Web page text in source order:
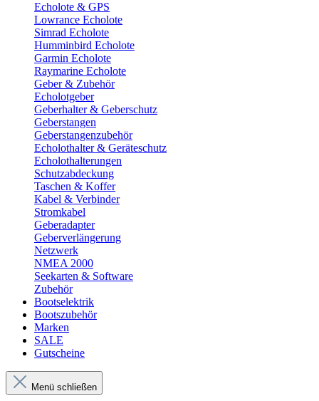
Echolote & GPS
Lowrance Echolote
Simrad Echolote
Humminbird Echolote
Garmin Echolote
Raymarine Echolote
Geber & Zubehör
Echolotgeber
Geberhalter & Geberschutz
Geberstangen
Geberstangenzubehör
Echolothalter & Geräteschutz
Echolothalterungen
Schutzabdeckung
Taschen & Koffer
Kabel & Verbinder
Stromkabel
Geberadapter
Geberverlängerung
Netzwerk
NMEA 2000
Seekarten & Software
Zubehör
Bootselektrik
Bootszubehör
Marken
SALE
Gutscheine
Menü schließen